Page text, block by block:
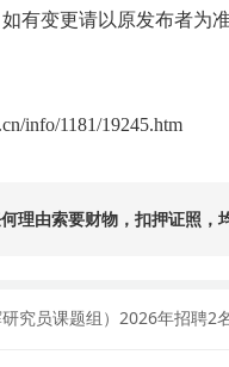
有变更请以原发布者为准
info/1181/19245.htm
理由索要财物，扣押证照，
究员课题组）2026年招聘2